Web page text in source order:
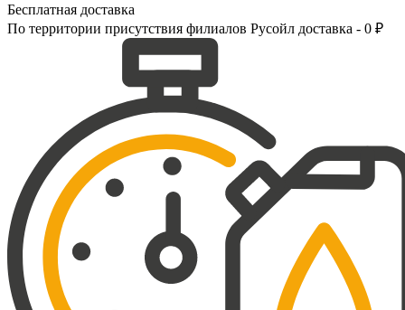
Бесплатная доставка
По территории присутствия филиалов Русойл доставка - 0 ₽